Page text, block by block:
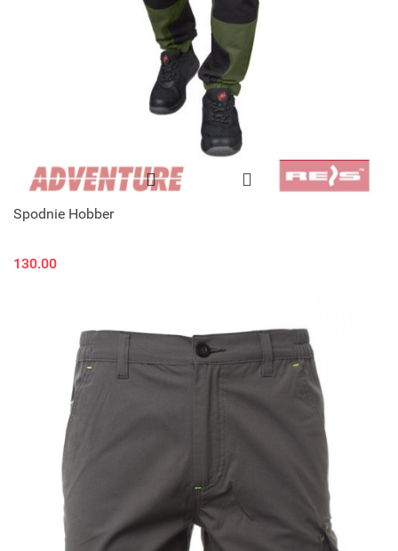
Spodnie Hobber
130.00